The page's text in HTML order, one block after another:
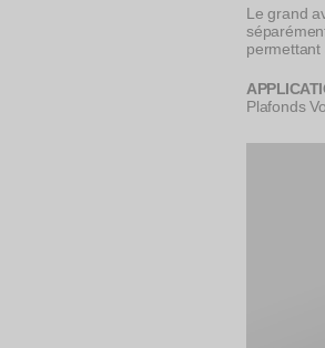
Le grand
permettant
Plafonds